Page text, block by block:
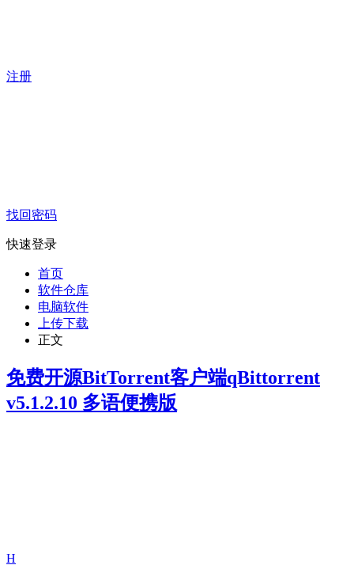
注册
找回密码
快速登录
首页
软件仓库
电脑软件
上传下载
正文
免费开源BitTorrent客户端qBittorrent
v5.1.2.10 多语便携版
H